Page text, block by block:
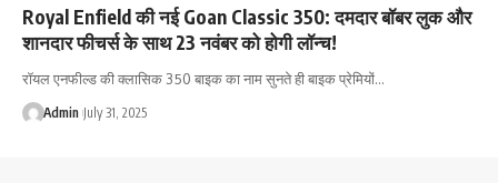
Royal Enfield की नई Goan Classic 350: दमदार बॉबर लुक और
शानदार फीचर्स के साथ 23 नवंबर को होगी लॉन्च!
रॉयल एनफील्ड की क्लासिक 350 बाइक का नाम सुनते ही बाइक प्रेमियों…
Admin July 31, 2025